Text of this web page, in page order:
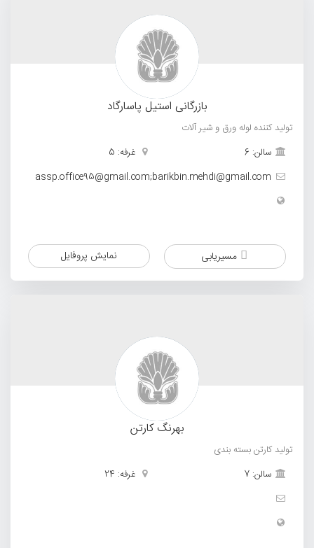
بازرگانی استیل پاسارگاد
تولید کننده لوله ورق و شیر آلات
سالن: 6
غرفه: 5
assp.office95@gmail.com;barikbin.mehdi@gmail.com
مسیریابی نمایش پروفایل
بهرنگ کارتن
تولید کارتن بسته بندی
سالن: 7
غرفه: 24